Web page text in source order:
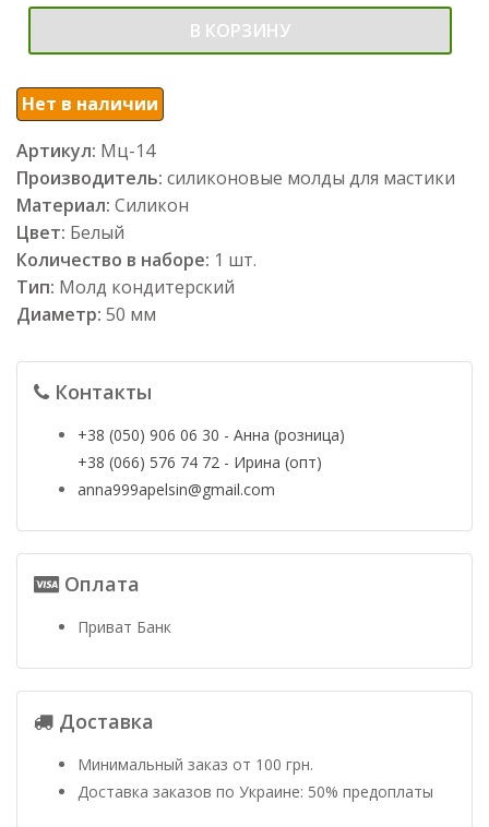
В КОРЗИНУ
Нет в наличии
Артикул: Мц-14
Производитель: силиконовые молды для мастики
Материал: Силикон
Цвет: Белый
Количество в наборе: 1 шт.
Тип: Молд кондитерский
Диаметр: 50 мм
Контакты
+38 (050) 906 06 30 - Анна (розница)
+38 (066) 576 74 72 - Ирина (опт)
anna999apelsin@gmail.com
Оплата
Приват Банк
Доставка
Минимальный заказ от 100 грн.
Доставка заказов по Украине: 50% предоплаты